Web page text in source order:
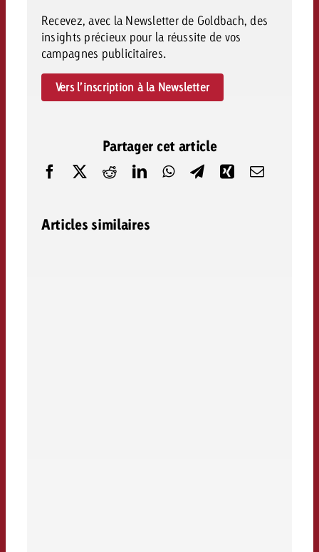
Recevez, avec la Newsletter de Goldbach, des
insights précieux pour la réussite de vos
campagnes publicitaires.
Vers l’inscription à la Newsletter
Partager cet article
Articles similaires